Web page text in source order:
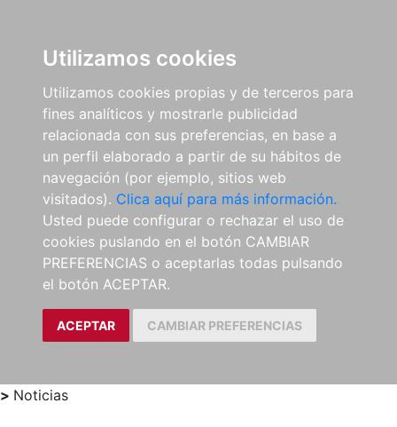
Utilizamos cookies
Utilizamos cookies propias y de terceros para
fines analíticos y mostrarle publicidad
relacionada con sus preferencias, en base a
un perfil elaborado a partir de su hábitos de
navegación (por ejemplo, sitios web
visitados). Clica aquí para más información.
Usted puede configurar o rechazar el uso de
cookies puslando en el botón CAMBIAR
PREFERENCIAS o aceptarlas todas pulsando
el botón ACEPTAR.
ACEPTAR CAMBIAR PREFERENCIAS
> Noticias